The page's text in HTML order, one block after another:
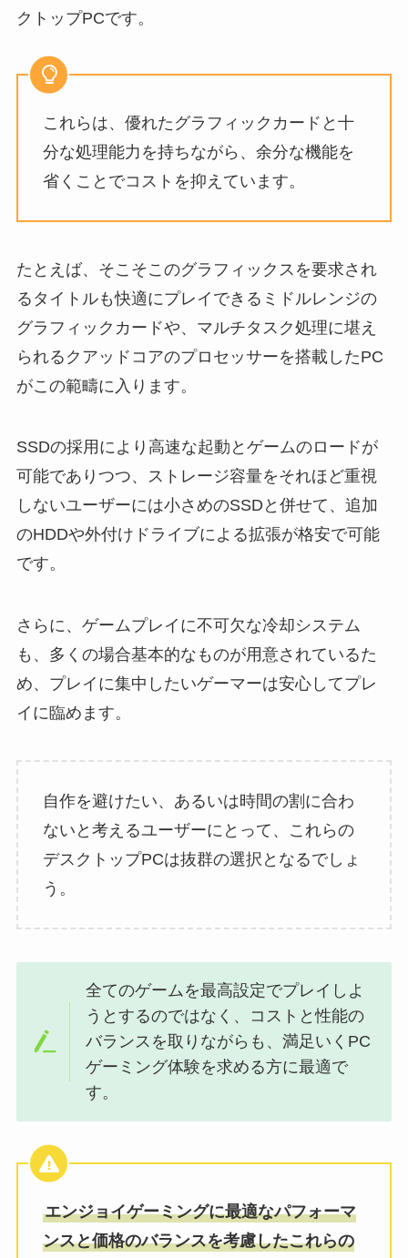
クトップPCです。
これらは、優れたグラフィックカードと十
分な処理能力を持ちながら、余分な機能を
省くことでコストを抑えています。
たとえば、そこそこのグラフィックスを要求され
るタイトルも快適にプレイできるミドルレンジの
グラフィックカードや、マルチタスク処理に堪え
られるクアッドコアのプロセッサーを搭載したPC
がこの範疇に入ります。
SSDの採用により高速な起動とゲームのロードが
可能でありつつ、ストレージ容量をそれほど重視
しないユーザーには小さめのSSDと併せて、追加
のHDDや外付けドライブによる拡張が格安で可能
です。
さらに、ゲームプレイに不可欠な冷却システム
も、多くの場合基本的なものが用意されているた
め、プレイに集中したいゲーマーは安心してプレ
イに臨めます。
自作を避けたい、あるいは時間の割に合わ
ないと考えるユーザーにとって、これらの
デスクトップPCは抜群の選択となるでしょ
う。
全てのゲームを最高設定でプレイしよ
うとするのではなく、コストと性能の
バランスを取りながらも、満足いくPC
ゲーミング体験を求める方に最適で
す。
エンジョイゲーミングに最適なパフォーマ
ンスと価格のバランスを考慮したこれらの